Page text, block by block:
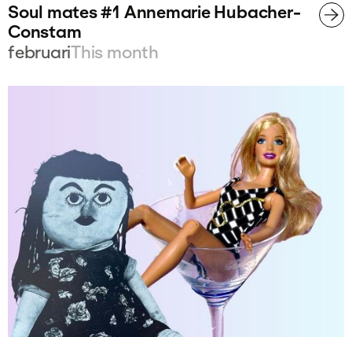
Soul mates #1 Annemarie Hubacher-
Constam
februariThis month